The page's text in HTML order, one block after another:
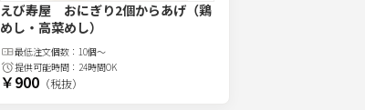
えび寿屋 おにぎり2個からあげ（鶏
めし・高菜めし）
最低注文個数： 10個～
提供可能時間： 24時間OK
￥900（税抜）